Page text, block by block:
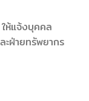
ห้แจ้งบุคคล
ะฝ่ายทรัพยากร